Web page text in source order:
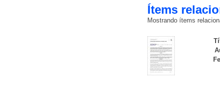
Ítems
Mostrando ítems